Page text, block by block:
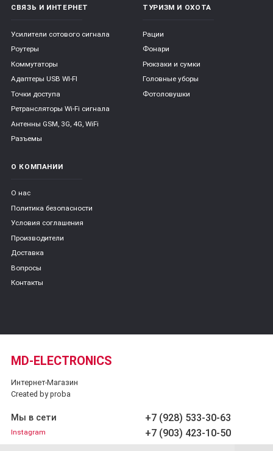
СВЯЗЬ И ИНТЕРНЕТ
Усилители сотового сигнала
Роутеры
Коммутаторы
Адаптеры USB WI-FI
Точки доступа
Ретрансляторы Wi-Fi сигнала
Антенны GSM, 3G, 4G, WiFi
Разъемы
ТУРИЗМ И ОХОТА
Рации
Фонари
Рюкзаки и сумки
Головные уборы
Фотоловушки
О КОМПАНИИ
О нас
Политика безопасности
Условия соглашения
Производители
Доставка
Вопросы
Контакты
MD-ELECTRONICS
Интернет-Магазин
Created by proba
+7 (928) 533-30-63
+7 (903) 423-10-50
Мы в сети
Instagram